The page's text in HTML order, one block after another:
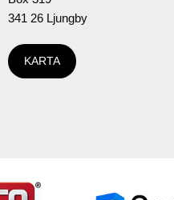
341 26 Ljungby
KARTA